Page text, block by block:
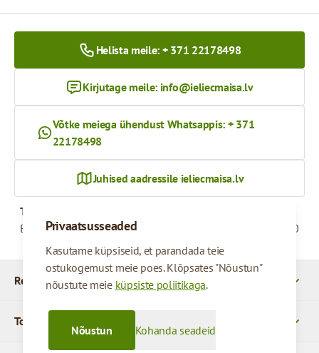
Privaatsusseaded
Kasutame küpsiseid, et parandada teie
ostukogemust meie poes. Klõpsates "Nõustun"
nõustute meie küpsiste poliitikaga.
Kohanda seadeid
Nõustun
Rekvizītid
Tooted
Helista meile: + 371 22178498
Kirjutage meile: info@ieliecmaisa.lv
Võtke meiega ühendust Whatsappis: + 371
22178498
Juhised aadressile ieliecmaisa.lv
Tööaeg
Esmaspäevast reedeni
09:00 - 17:00